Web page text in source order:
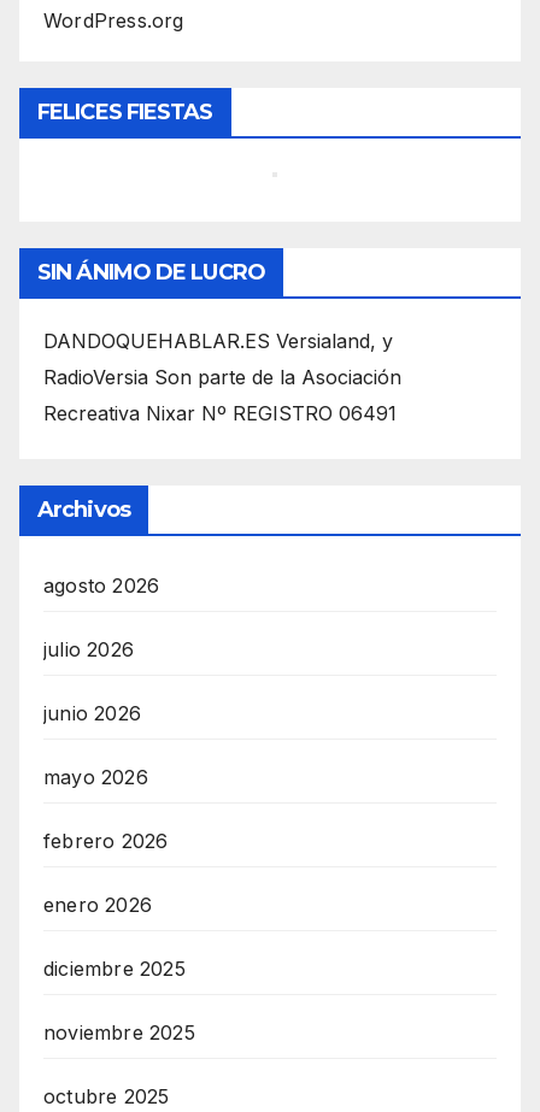
WordPress.org
FELICES FIESTAS
SIN ÁNIMO DE LUCRO
DANDOQUEHABLAR.ES Versialand, y
RadioVersia Son parte de la Asociación
Recreativa Nixar Nº REGISTRO 06491
Archivos
agosto 2026
julio 2026
junio 2026
mayo 2026
febrero 2026
enero 2026
diciembre 2025
noviembre 2025
octubre 2025